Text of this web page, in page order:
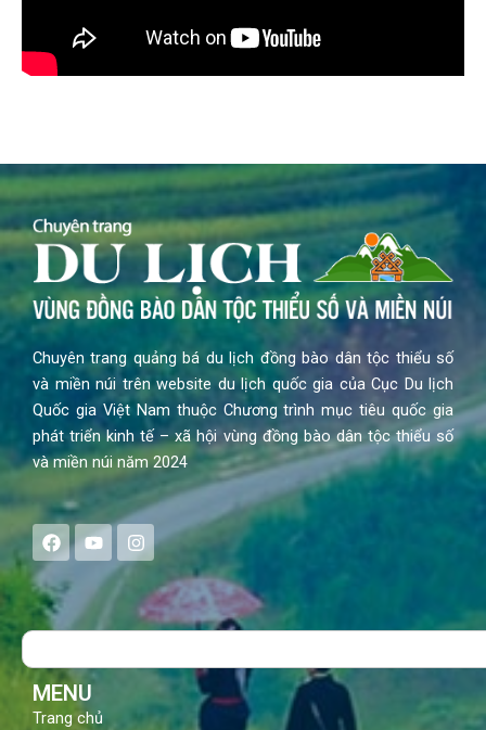
Chuyên trang quảng bá du lịch đồng bào dân tộc thiểu số
và miền núi trên website du lịch quốc gia của Cục Du lịch
Quốc gia Việt Nam thuộc Chương trình mục tiêu quốc gia
phát triển kinh tế – xã hội vùng đồng bào dân tộc thiểu số
và miền núi năm 2024
F
a
e
b
o
Y
o
t
u
b
I
n
s
a
g
Search
MENU
Trang chủ